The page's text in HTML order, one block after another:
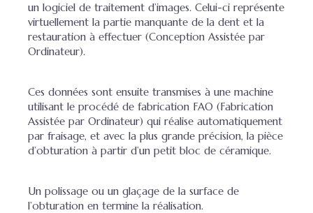
un logiciel de traitement d’images. Celui-ci représente
virtuellement la partie manquante de la dent et la
restauration à effectuer (Conception Assistée par
Ordinateur).
Ces données sont ensuite transmises à une machine
utilisant le procédé de fabrication FAO (Fabrication
Assistée par Ordinateur) qui réalise automatiquement
par fraisage, et avec la plus grande précision, la pièce
d’obturation à partir d’un petit bloc de céramique.
Un polissage ou un glaçage de la surface de
l’obturation en termine la réalisation.